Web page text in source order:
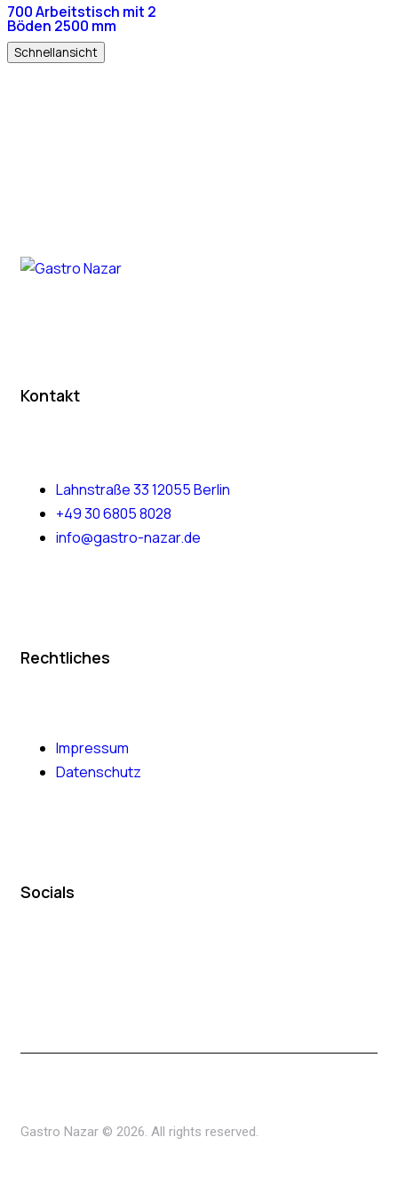
700 Arbeitstisch mit 2
Böden 2500 mm
Schnellansicht
Kontakt
Lahnstraße 33 12055 Berlin
+49 30 6805 8028
info@gastro-nazar.de
Rechtliches
Impressum
Datenschutz
Socials
Gastro Nazar © 2026. All rights reserved.